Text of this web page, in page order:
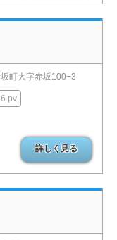
町大字赤坂100−3
pv
詳しく見る